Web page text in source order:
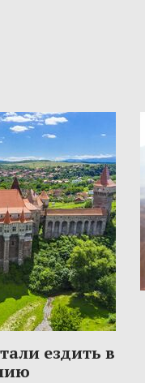
ездить в